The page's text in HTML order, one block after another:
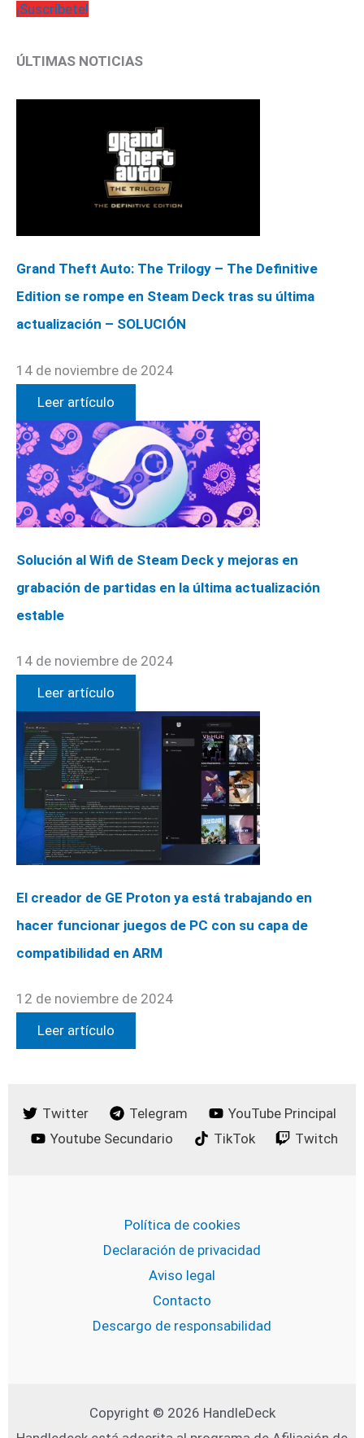
¡Suscríbete!
ÚLTIMAS NOTICIAS
Grand Theft Auto: The Trilogy – The Definitive
Edition se rompe en Steam Deck tras su última
actualización – SOLUCIÓN
14 de noviembre de 2024
Leer artículo
Solución al Wifi de Steam Deck y mejoras en
grabación de partidas en la última actualización
estable
14 de noviembre de 2024
Leer artículo
El creador de GE Proton ya está trabajando en
hacer funcionar juegos de PC con su capa de
compatibilidad en ARM
12 de noviembre de 2024
Leer artículo
Twitter Telegram
YouTube Principal
Youtube Secundario
TikTok Twitch
Política de cookies
Declaración de privacidad
Aviso legal
Contacto
Descargo de responsabilidad
Copyright © 2026 HandleDeck